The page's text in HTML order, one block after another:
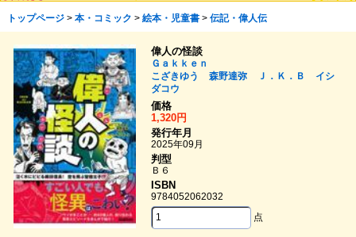
トップページ> 本・コミック > 絵本・児童書> 伝記・偉人伝
偉人の怪談
Ｇａｋｋｅｎ
こざきゆう
森野達弥 Ｊ．Ｋ．Ｂ
イシ
ダコウ
価格
1,320円
発行年月
2025年09月
判型
Ｂ６
ISBN
9784052062032
点